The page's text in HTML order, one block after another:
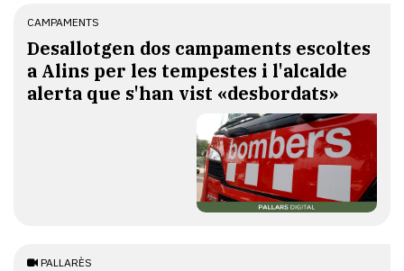
CAMPAMENTS
​Desallotgen dos campaments escoltes
a Alins per les tempestes i l'alcalde
alerta que s'han vist «desbordats»
PALLARÈS